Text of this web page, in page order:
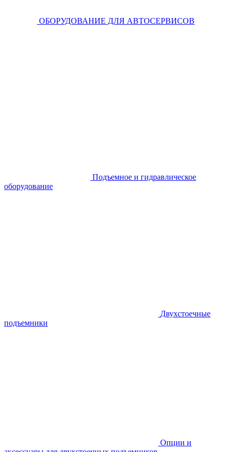
ОБОРУДОВАНИЕ ДЛЯ АВТОСЕРВИСОВ
Подъемное и гидравлическое
оборудование
Двухстоечные
подъемники
Опции и